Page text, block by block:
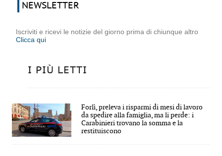
NEWSLETTER
Iscriviti e ricevi le notizie del giorno prima di chiunque altro
Clicca qui
I PIÙ LETTI
Forlì, preleva i risparmi di mesi di lavoro
da spedire alla famiglia, ma li perde: i
Carabinieri trovano la somma e la
restituiscono